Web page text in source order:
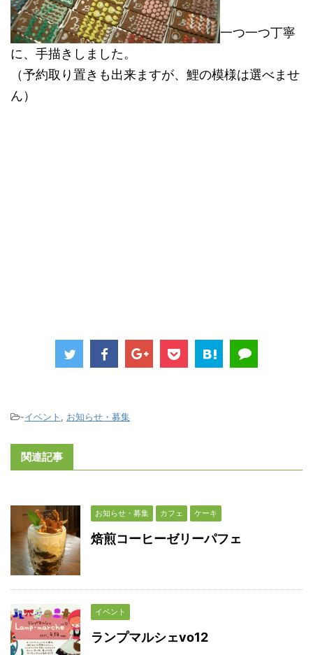
一つ一つ丁寧
に、手描きしました。
（予約取り置きも出来ますが、鯉の模様は選べませ
ん）
-イベント , お知らせ・募集
関連記事
お知らせ・募集 カフェ ケーキ
焙煎コーヒーゼリーパフェ
イベント
ランプマルシェvo12